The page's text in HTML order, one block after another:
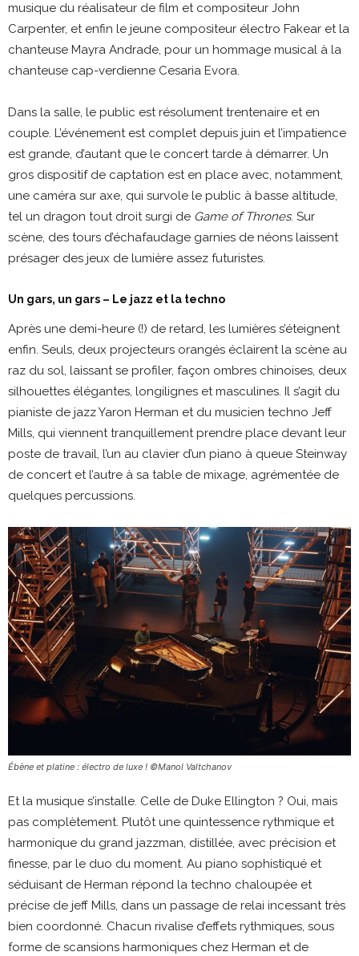
musique du réalisateur de film et compositeur John
Carpenter, et enfin le jeune compositeur électro Fakear et la
chanteuse Mayra Andrade, pour un hommage musical à la
chanteuse cap-verdienne Cesaria Evora.
Dans la salle, le public est résolument trentenaire et en
couple. L’événement est complet depuis juin et l’impatience
est grande, d’autant que le concert tarde à démarrer. Un
gros dispositif de captation est en place avec, notamment,
une caméra sur axe, qui survole le public à basse altitude,
tel un dragon tout droit surgi de Game of Thrones. Sur
scène, des tours d’échafaudage garnies de néons laissent
présager des jeux de lumière assez futuristes.
Un gars, un gars – Le jazz et la techno
Après une demi-heure (!) de retard, les lumières s’éteignent
enfin. Seuls, deux projecteurs orangés éclairent la scène au
raz du sol, laissant se profiler, façon ombres chinoises, deux
silhouettes élégantes, longilignes et masculines. Il s’agit du
pianiste de jazz Yaron Herman et du musicien techno Jeff
Mills, qui viennent tranquillement prendre place devant leur
poste de travail, l’un au clavier d’un piano à queue Steinway
de concert et l’autre à sa table de mixage, agrémentée de
quelques percussions.
Ébène et platine : électro de luxe ! ©Manol Valtchanov
Et la musique s’installe. Celle de Duke Ellington ? Oui, mais
pas complètement. Plutôt une quintessence rythmique et
harmonique du grand jazzman, distillée, avec précision et
finesse, par le duo du moment. Au piano sophistiqué et
séduisant de Herman répond la techno chaloupée et
précise de jeff Mills, dans un passage de relai incessant très
bien coordonné. Chacun rivalise d’effets rythmiques, sous
forme de scansions harmoniques chez Herman et de